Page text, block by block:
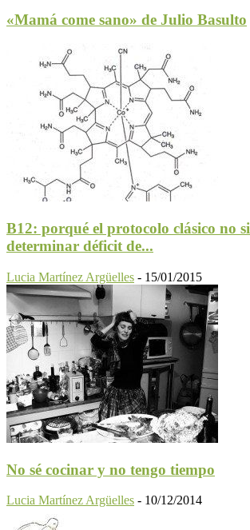
«Mamá come sano» de Julio Basulto
B12: porqué el protocolo clásico no
determinar déficit de...
Lucia Martínez Argüelles - 15/01/2015
No sé cocinar y no tengo tiempo
Lucia Martínez Argüelles - 10/12/2014